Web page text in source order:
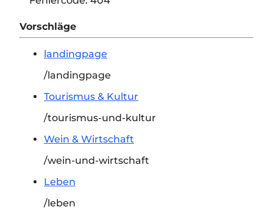
Vorschläge
landingpage
/landingpage
Tourismus & Kultur
/tourismus-und-kultur
Wein & Wirtschaft
/wein-und-wirtschaft
Leben
/leben